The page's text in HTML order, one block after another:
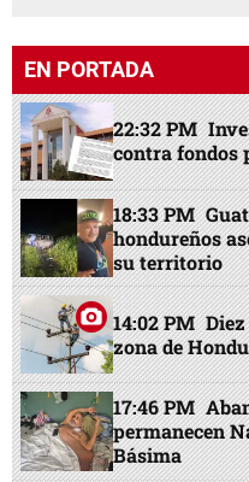
EN PORTADA
22:32 PM
contra fondos
18:33 PM
hondureños
su territorio
14:02 PM
zona de
17:46 PM
permanecen
Básima